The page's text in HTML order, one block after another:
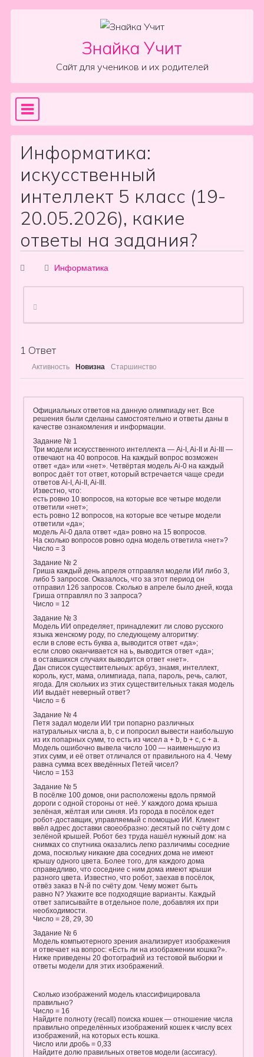
Знайка Учит
Сайт для учеников и их родителей
Main Navigation
Информатика:
искусственный
интеллект 5 класс (19-
20.05.2026), какие
ответы на задания?
Информатика
1 Ответ
Активность Новизна Старшинство
Официальных ответов на данную олимпиаду нет. Все
решения были сделаны самостоятельно и ответы даны в
качестве ознакомления и информации.
Задание № 1
Три модели искусственного интеллекта — Ai-I, Ai-II и Ai-III —
отвечают на 40 вопросов. На каждый вопрос возможен
ответ «да» или «нет». Четвёртая модель Ai-0 на каждый
вопрос даёт тот ответ, который встречается чаще среди
ответов Ai-I, Ai-II, Ai-III.
Известно, что:
есть ровно 10 вопросов, на которые все четыре модели
ответили «нет»;
есть ровно 12 вопросов, на которые все четыре модели
ответили «да»;
модель Ai-0 дала ответ «да» ровно на 15 вопросов.
На сколько вопросов ровно одна модель ответила «нет»?
Число = 3
Задание № 2
Гриша каждый день апреля отправлял модели ИИ либо 3,
либо 5 запросов. Оказалось, что за этот период он
отправил 126 запросов. Сколько в апреле было дней, когда
Гриша отправлял по 3 запроса?
Число = 12
Задание № 3
Модель ИИ определяет, принадлежит ли слово русского
языка женскому роду, по следующему алгоритму:
если в слове есть буква а, выводится ответ «да»;
если слово оканчивается на ь, выводится ответ «да»;
в оставшихся случаях выводится ответ «нет».
Дан список существительных: арбуз, знамя, интеллект,
король, куст, мама, олимпиада, папа, пароль, речь, салют,
ягода. Для скольких из этих существительных такая модель
ИИ выдаёт неверный ответ?
Число = 6
Задание № 4
Петя задал модели ИИ три попарно различных
натуральных числа a, b, с и попросил вывести наибольшую
из их попарных сумм, то есть из чисел a + b, b + c, c + а.
Модель ошибочно вывела число 100 — наименьшую из
этих сумм, и её ответ отличался от правильного на 4. Чему
равна сумма всех введённых Петей чисел?
Число = 153
Задание № 5
В посёлке 100 домов, они расположены вдоль прямой
дороги с одной стороны от неё. У каждого дома крыша
зелёная, жёлтая или синяя. Из города в посёлок едет
робот-доставщик, управляемый с помощью ИИ. Клиент
ввёл адрес доставки своеобразно: десятый по счёту дом с
зелёной крышей. Робот без труда нашёл нужный дом: на
снимках со спутника оказались легко различимы соседние
дома, поскольку никакие два соседних дома не имеют
крышу одного цвета. Более того, для каждого дома
справедливо, что соседние с ним дома имеют крыши
разного цвета. Известно, что робот, заехав в посёлок,
отвёз заказ в N-й по счёту дом. Чему может быть
равно N? Укажите все подходящие варианты. Каждый
ответ записывайте в отдельное поле, добавляя их при
необходимости.
Число = 28, 29, 30
Задание № 6
Модель компьютерного зрения анализирует изображения
и отвечает на вопрос: «Есть ли на изображении кошка?».
Ниже приведены 20 фотографий из тестовой выборки и
ответы модели для этих изображений.
Сколько изображений модель классифицировала
правильно?
Число = 16
Найдите полноту (recall) поиска кошек — отношение числа
правильно определённых изображений кошек к числу всех
изображений, на которых есть кошка.
Число или дробь = 0,33
Найдите долю правильных ответов модели (ассиracy).